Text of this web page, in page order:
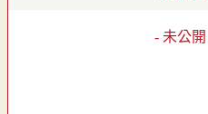
- 未公